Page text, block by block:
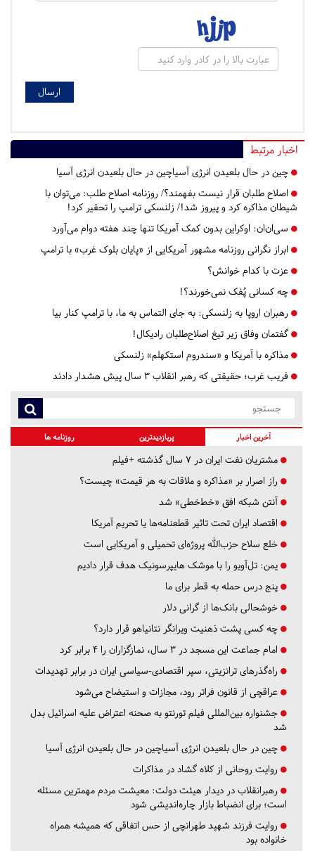
اخبار مرتبط
چین در حال بلعیدن انرژی آسیاچین در حال بلعیدن انرژی آسیا
اصلاح طلبان قرار نیست بفهمند؟/ روزنامه اصلاح طلب: می‌توان با
شیطان مذاکره کرد و پیروز شد!/ زلنسکی ترامپ را تحقیر کرد!
سی‌ان‌ان: اوکراین بدون کمک آمریکا تنها چند هفته دوام می‌آورد
ابراز نگرانی روزنامه مشهور آمریکایی از «پایان بلوک غرب» با ترامپ
عزت با کدام خوانش؟
چه کسانی پُفک نمی‌خورند؟!
رهبران اروپا به زلنسکی: به جای التماس به ما، با ترامپ کنار بیا
گفتمان وفاق زیر تیغ اصلاح‌طلبان رادیکال!
مذاکره با آمریکا و «سندروم استکهلم» زلنسکی
فریب غرب؛ حقیقتی که رهبر انقلاب ۳ سال پیش هشدار دادند
آخرین اخبار پربازدیدترین روزنامه ها
مشتریان نفت ایران در ۷ سال گذشته +فیلم
راز اصرار بر «مذاکره و ملاقات به هر قیمت» چیست؟
آنتن شبکه افق «خط‌خطی» شد
اقتصاد ایران تحت تاثیر قطعنامه‌ها یا تحریم‌ آمریکا
خلع سلاح حزب‌الله پروژه‌ای تحمیلی و آمریکایی است
یمن: تل‌آویو را با موشک هایپرسونیک هدف قرار دادیم
پنج درس‌ حمله به قطر برای ما
خوشحالی بانک‌ها از گرانی دلار
چه کسی پشت ذهنیت ویرانگر نتانیاهو قرار دارد؟
امام جماعت این مسجد در ۳ سال، نمازگزاران را ۴ برابر کرد
راه‌گذرهای ترانزیتی، سپر اقتصادی-سیاسی ایران در برابر تهدیدات
عراقچی از قانون فراتر رود، مجازات و استیضاح می‌شود
جشنواره بین‌المللی فیلم تورنتو به صحنه اعتراض علیه اسرائیل بدل
شد
چین در حال بلعیدن انرژی آسیاچین در حال بلعیدن انرژی آسیا
روایت روحانی از کلاه گشاد در مذاکرات
رهبرانقلاب در دیدار هیئت دولت: معیشت مردم مهمترین مسئله
است؛ برای انضباط بازار چاره‌اندیشی شود
روایت فرزند شهید طهرانچی از حس اتفاقی که همیشه همراه
خانواده بود